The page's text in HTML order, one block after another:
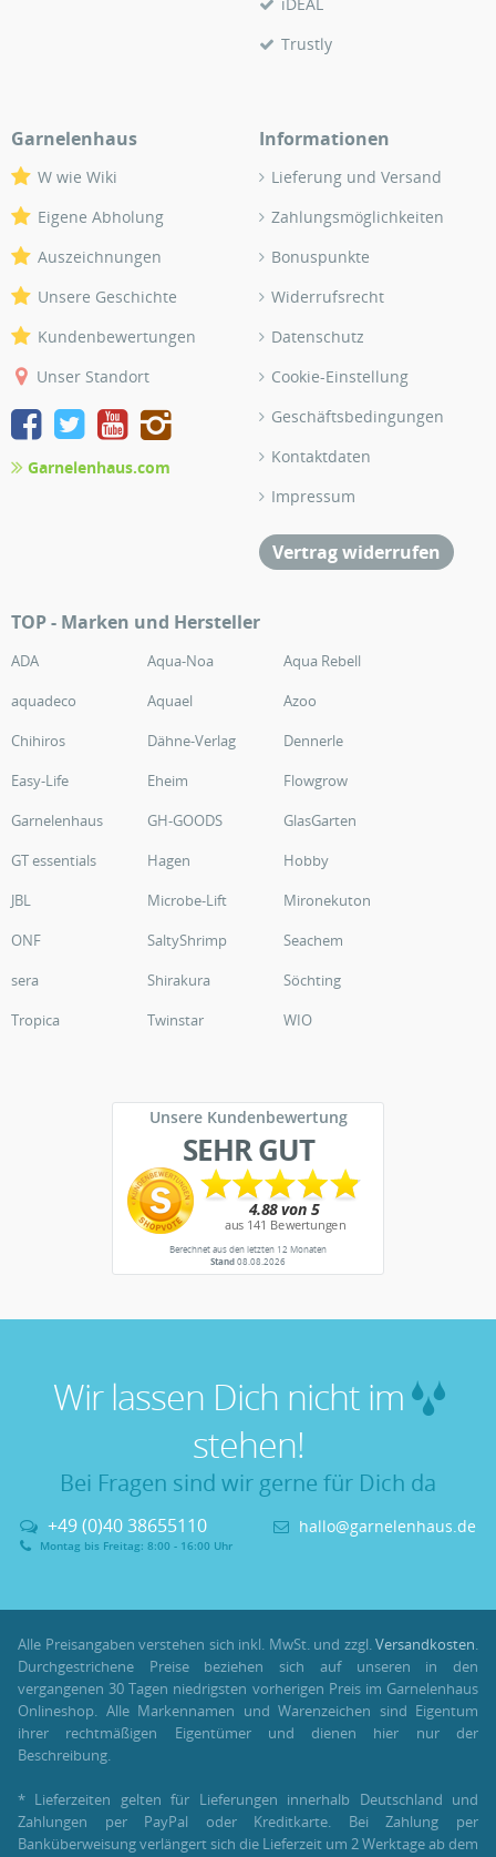
Trustly
Garnelenhaus
W wie Wiki
Eigene Abholung
Auszeichnungen
Unsere Geschichte
Kundenbewertungen
Unser Standort
Garnelenhaus.com
Informationen
Lieferung und Versand
Zahlungsmöglichkeiten
Bonuspunkte
Widerrufsrecht
Datenschutz
Cookie-Einstellung
Geschäftsbedingungen
Kontaktdaten
Impressum
Vertrag widerrufen
TOP - Marken und Hersteller
ADA Aqua-Noa
Aqua Rebell
aquadeco
Aquael
Azoo
Chihiros
Dähne-Verlag
Dennerle
Easy-Life
Eheim
Flowgrow
Garnelenhaus
GH-GOODS
GlasGarten
GT essentials
Hagen
Hobby
JBL
Microbe-Lift
Mironekuton
ONF
SaltyShrimp
Seachem
sera
Shirakura
Söchting
Tropica
Twinstar WIO
Unsere Kundenbewertung
SEHR GUT
Berechnet aus den letzten 12 Monaten
Stand08.08.2026
Wir lassen Dich nicht im
stehen!
Bei Fragen sind wir gerne für Dich da
+49 (0)40 38655110
Montag bis Freitag: 8:00 - 16:00 Uhr
hallo@garnelenhaus.de
Alle Preisangaben verstehen sich inkl. MwSt. und zzgl.Versandkosten.
Durchgestrichene Preise beziehen sich auf unseren in den
vergangenen 30 Tagen niedrigsten vorherigen Preis im Garnelenhaus
Onlineshop. Alle Markennamen und Warenzeichen sind Eigentum
ihrer rechtmäßigen Eigentümer und dienen hier nur der
Beschreibung.
* Lieferzeiten gelten für Lieferungen innerhalb Deutschland und
Zahlungen per PayPal oder Kreditkarte. Bei Zahlung per
Banküberweisung verlängert sich die Lieferzeit um 2 Werktage ab dem